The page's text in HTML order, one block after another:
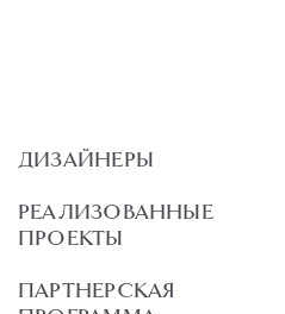
ДИЗАЙНЕРЫ
РЕАЛИЗОВАННЫЕ
ПРОЕКТЫ
ПАРТНЕРСКАЯ